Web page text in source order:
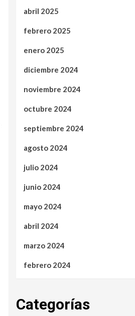
abril 2025
febrero 2025
enero 2025
diciembre 2024
noviembre 2024
octubre 2024
septiembre 2024
agosto 2024
julio 2024
junio 2024
mayo 2024
abril 2024
marzo 2024
febrero 2024
Categorías